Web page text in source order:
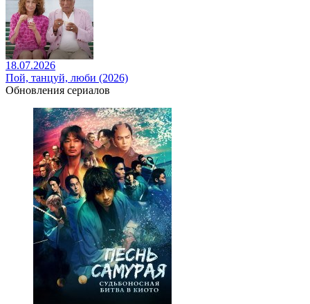
18.07.2026
Пой, танцуй, люби (2026)
Обновления сериалов